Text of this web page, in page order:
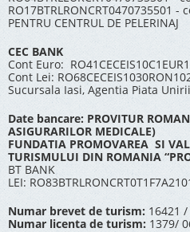
RO17BTRLRONCRT0470735501 -
PENTRU CENTRUL DE PELERINAJ
CEC BANK
Cont Euro:
Cont Lei:
Sucursala Iasi, Agentia Piata Unirii
Date bancare: PROVITUR
ASIGURARILOR MEDICALE)
FUNDATIA PROMOVAREA SI
TURISMULUI DIN ROMANIA
BT BANK
LEI:
Numar brevet de turism: 16421
Numar licenta de turism: 1379/